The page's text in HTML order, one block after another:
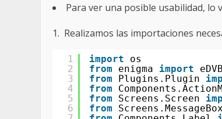
Para ver una posible usabilidad, lo
1. Realizamos las importaciones
1
2
3
4
5
6
import
os
from
enigma import
from
Plugins.Plugin
from
from
Screens.Screen
from